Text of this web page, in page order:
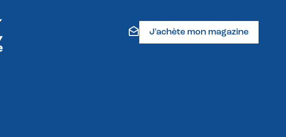
J'achète mon magazine